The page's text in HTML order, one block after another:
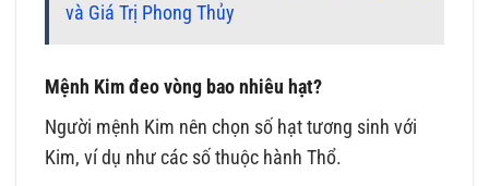
và Giá Trị Phong Thủy
Mệnh Kim đeo vòng bao nhiêu hạt?
Người mệnh Kim nên chọn số hạt tương sinh với
Kim, ví dụ như các số thuộc hành Thổ.